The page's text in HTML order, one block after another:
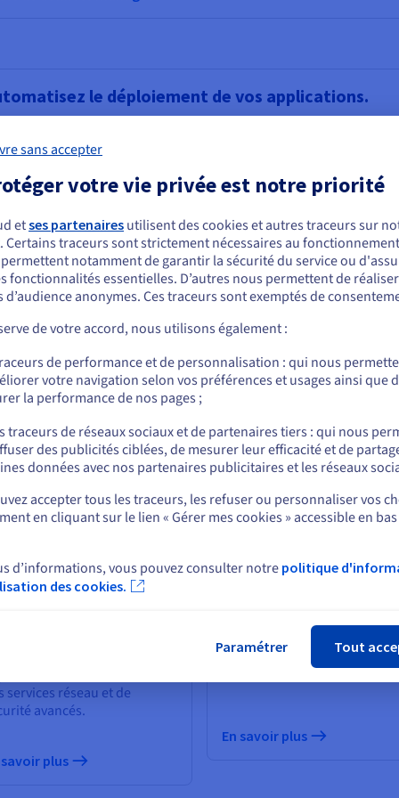
le déploiement de vos applications.
la compréhension de vos données
de données
que vos joueuses et joueurs se trouvent
du monde.
pour répondre à tous vos besoins. De plus, notre
que vous pouvez agir localement tout en étant
dédiés
services réseau et de
avancés.
savoir plus
à moindre coût. Il s’agit de la
solution idéale pour les
et le contrôle budgétaire.
En savoir plus
semblez être localisé en États-Unis.
commander, rendez-vous sur le site de votre pays (États-Unis) et créez un
us.ovhcloud.com/
Anglais USD - $
ou
sur le site actuel
un autre site web
sans accepter
votre vie privée est notre priorité
etses partenaires utilisent des cookies et autres traceurs sur
Certains traceurs sont strictement nécessaires au
notamment de garantir la sécurité du service ou
fonctionnalités essentielles. D’autres nous permettent de
d’audience anonymes. Ces traceurs sont exemptés de
de votre accord, nous utilisons également :
de performance et de personnalisation : qui nous
votre navigation selon vos préférences et usages ainsi que
la performance de nos pages ;
traceurs de réseaux sociaux et de partenaires tiers : qui nous
des publicités ciblées, de mesurer leur efficacité et de
données avec nos partenaires publicitaires et les réseaux
accepter tous les traceurs, les refuser ou personnaliser vos
en cliquant sur le lien « Gérer mes cookies » accessible en
d’informations, vous pouvez consulter notre politique
des cookies.
Paramétrer Tout